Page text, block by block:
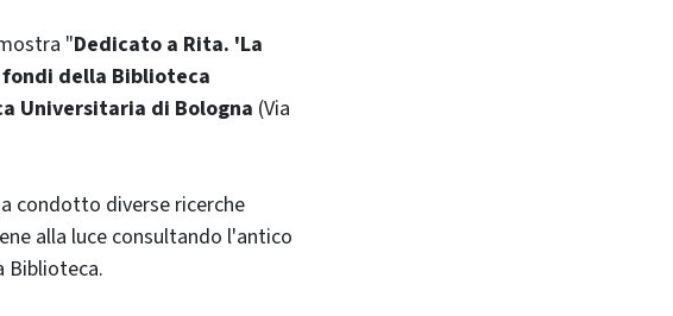
"Dedicato a Rita. 'La
della Biblioteca
Universitaria di Bologna (Via
condotto diverse ricerche
alla luce consultando l'antico
Biblioteca.